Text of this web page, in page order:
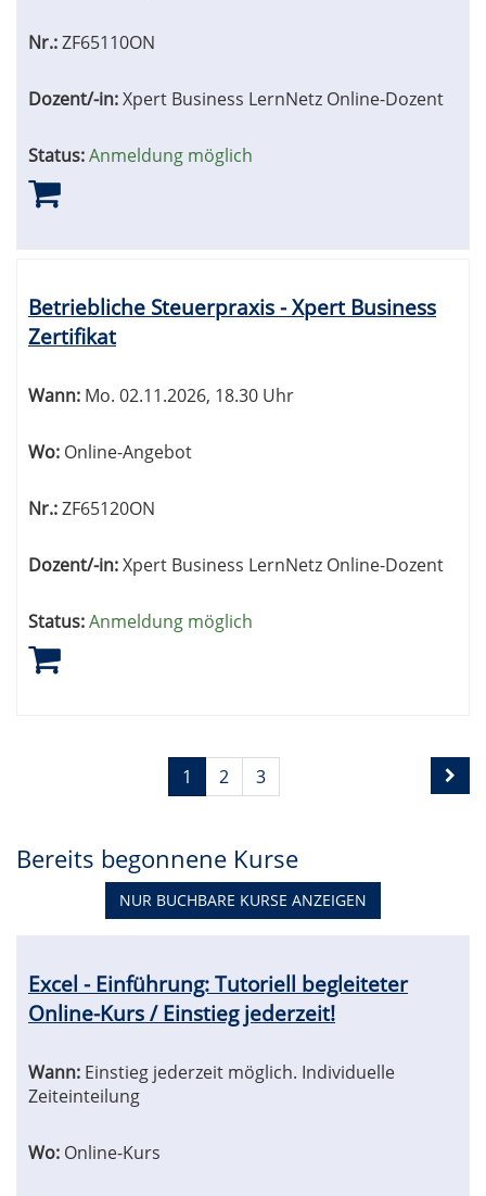
Nr.:ZF65110ON
Dozent/-in:Xpert Business LernNetz Online-Dozent
Status:Anmeldung möglich
Betriebliche Steuerpraxis - Xpert Business
Zertifikat
Wann: Mo. 02.11.2026, 18.30 Uhr
Wo: Online-Angebot
Nr.:ZF65120ON
Dozent/-in:Xpert Business LernNetz Online-Dozent
Status:Anmeldung möglich
Seiten
blättern
1 2 3
Bereits begonnene Kurse
NUR BUCHBARE KURSE ANZEIGEN
Tabellenüberschriften
können
sortiert
Excel - Einführung: Tutoriell begleiteter
Online-Kurs / Einstieg jederzeit!
Wann: Einstieg jederzeit möglich. Individuelle
Zeiteinteilung
Wo: Online-Kurs